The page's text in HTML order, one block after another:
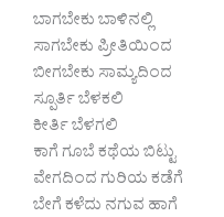
ಬಾಗಬೇಕು ಬಾಳಿನಲ್ಲಿ
ಸಾಗಬೇಕು ಪ್ರೀತಿಯಿಂದ
ಬೀಗಬೇಕು ಸಾಮ್ಯದಿಂದ
ಸ್ಪೂರ್ತಿ ಬೆಳಕಲಿ
ಕೀರ್ತಿ ಬೆಳಗಲಿ
ಕಾಗೆ ಗೂಬೆ ಕಥೆಯ ಬಿಟ್ಟು
ವೇಗದಿಂದ ಗುರಿಯ ಕಡೆಗೆ
ಬೇಗೆ ಕಳೆದು ನಗುವ ಹಾಗೆ